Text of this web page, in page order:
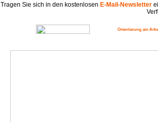
Tragen Sie sich in den kostenlosen E-Mail-Newsletter
Orientierung am